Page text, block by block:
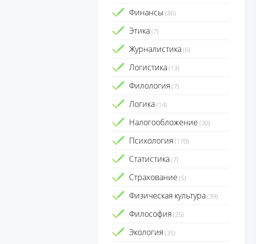
Финансы (86)
Этика(7)
Журналистика(6)
Логистика(13)
Филология (7)
Логика(14)
Налогообложение (30)
Психология (170)
Статистика(7)
Страхование (5)
Физическая культура(39)
Философия (25)
Экология (35)